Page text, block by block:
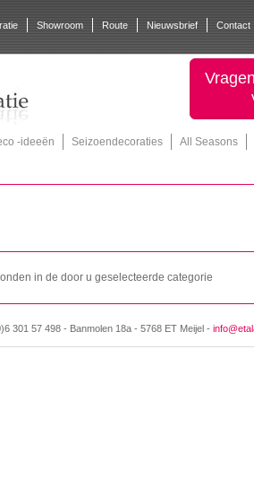
Showroom Route Nieuwsbrief Contact
-ideeën Seizoendecoraties
All Seasons
in de door u geselecteerde categorie
301 57 498 - Banmolen 18a - 5768 ET Meijel -